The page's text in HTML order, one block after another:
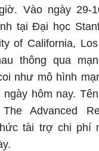
Vào ngày 29-
tại Đại học
of California,
thông qua
như mô hình
hôm nay.
Advanced
tài trợ chi phí